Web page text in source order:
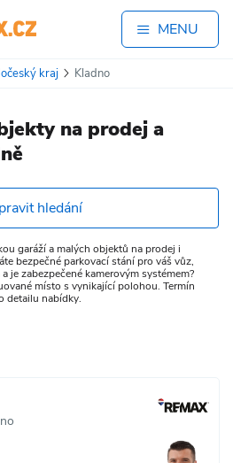
MENU
kraj Kladno
na prodej a
hledání
garáží a malých objektů na prodej i
bezpečné parkovací stání pro váš vůz,
je zabezpečené kamerovým systémem?
místo s vynikající polohou. Termín
detailu nabídky.